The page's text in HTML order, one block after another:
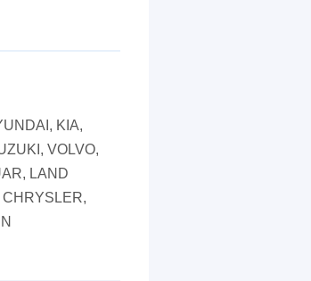
KIA,
VOLVO,
LAND
CHRYSLER,